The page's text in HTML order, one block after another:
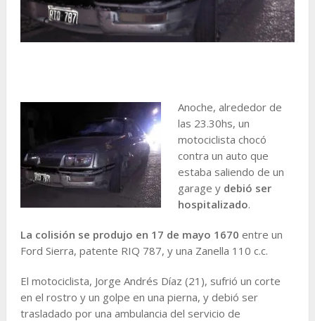
Anoche, alrededor de
las 23.30hs, un
motociclista chocó
contra un auto que
estaba saliendo de un
garage y debió ser
hospitalizado.
La colisión se produjo en 17 de mayo 1670 entre un
Ford Sierra, patente RIQ 787, y una Zanella 110 c.c.
El motociclista, Jorge Andrés Díaz (21), sufrió un corte
en el rostro y un golpe en una pierna, y debió ser
trasladado por una ambulancia del servicio de